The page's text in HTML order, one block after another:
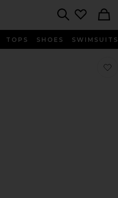
TOPS SHOES SWIMSUITS
お気
お気